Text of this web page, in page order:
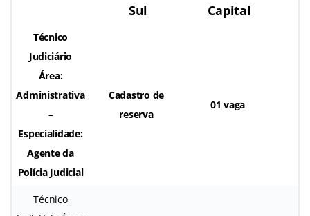
Sul
Capital
Técnico
Judiciário
Área:
Administrativa
–
Especialidade:
Agente da
Polícia Judicial
Cadastro de
reserva
01 vaga
Técnico